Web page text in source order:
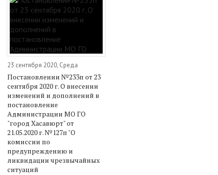
23 сентября 2020, Среда
Постановлении №233п от 23
сентября 2020 г. О внесении
изменений и дополнений в
постановление
Администрации МО ГО
"город Хасавюрт" от
21.05.2020 г. №127п "О
комиссии по
предупреждению и
ликвидации чрезвычайных
ситуаций